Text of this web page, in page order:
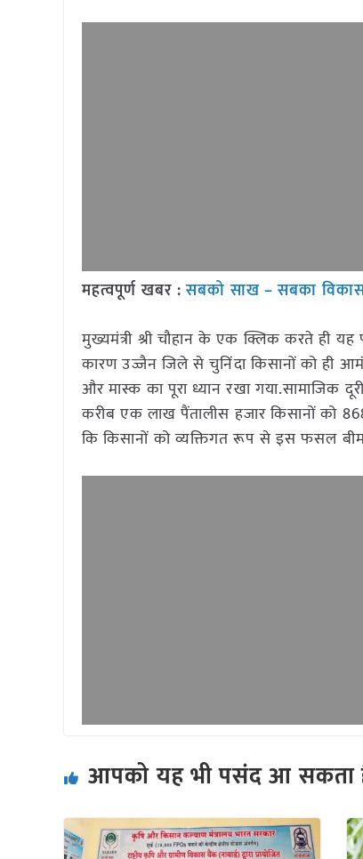
महत्वपूर्ण खबर :सबको साख – सबका
मुख्यमंत्री श्री चौहान के एक क्लिक करते ही
कारण उज्जैन जिले से चुनिंदा किसानों को ही
और मास्क का पूरा ध्यान रखा गया.सामाजिक
करीब एक लाख पैंतालीस हजार किसानों को
कि किसानों को व्यक्तिगत रूप से इस फसल
आपको यह भी पसंद आ सकता